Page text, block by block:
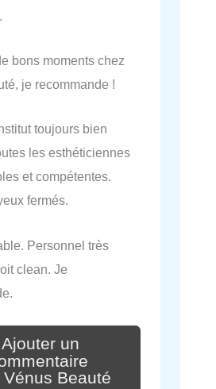
bons moments chez
je recommande !
toujours bien
les esthéticiennes
et compétentes.
fermés.
Personnel très
clean. Je
Ajouter un
Vénus Beauté